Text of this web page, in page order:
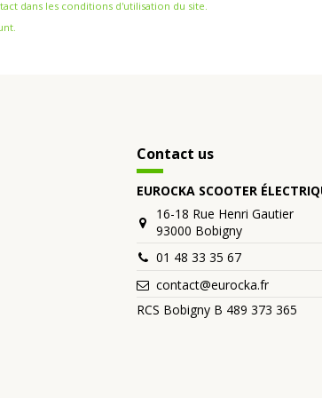
dans les conditions d'utilisation du site.
Contact us
EUROCKA SCOOTER
16-18 Rue Henri Gautier
93000 Bobigny
01 48 33 35 67
contact@eurocka.fr
RCS Bobigny B 489 373 365